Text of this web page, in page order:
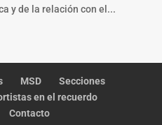
y de la relación con el...
MSD
Secciones
en el recuerdo
Contacto